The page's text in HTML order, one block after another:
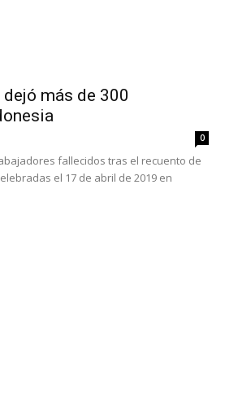
más de 300
0
fallecidos tras el recuento de
el 17 de abril de 2019 en